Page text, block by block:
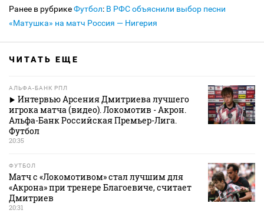
Ранее в рубрикеФутбол: В РФС объяснили выбор песни
«Матушка» на матч Россия — Нигерия
ЧИТАТЬ ЕЩЕ
АЛЬФА-БАНК РПЛ
Интервью Арсения Дмитриева лучшего
игрока матча (видео). Локомотив - Акрон.
Альфа-Банк Российская Премьер-Лига.
Футбол
20:35
ФУТБОЛ
Матч с «Локомотивом» стал лучшим для
«Акрона» при тренере Благоевиче, считает
Дмитриев
20:31